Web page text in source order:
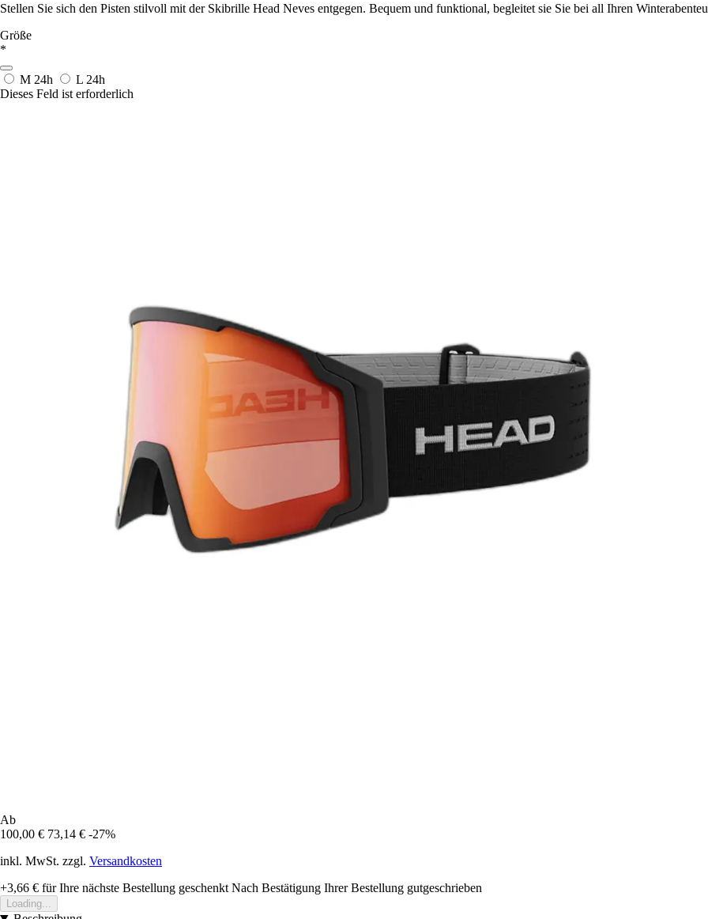
Stellen Sie sich den Pisten stilvoll mit der Skibrille Head Neves entgegen. Bequem und funktional, begleitet sie Sie bei all Ihren
Größe
*
M 24h L 24h
Dieses Feld ist erforderlich
Ab
100,00 € 73,14 € -27%
inkl. MwSt. zzgl. Versandkosten
+3,66 € für Ihre nächste Bestellung geschenkt Nach Bestätigung Ihrer Bestellung gutgeschrieben
Loading...